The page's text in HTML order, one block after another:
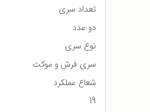
تعداد سری
دو عدد
نوع سری
سری فرش و موکت
شعاع عملکرد
19